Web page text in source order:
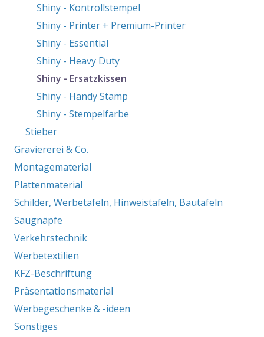
Shiny - Kontrollstempel
Shiny - Printer + Premium-Printer
Shiny - Essential
Shiny - Heavy Duty
Shiny - Ersatzkissen
Shiny - Handy Stamp
Shiny - Stempelfarbe
Stieber
Graviererei & Co.
Montagematerial
Plattenmaterial
Schilder, Werbetafeln, Hinweistafeln, Bautafeln
Saugnäpfe
Verkehrstechnik
Werbetextilien
KFZ-Beschriftung
Präsentationsmaterial
Werbegeschenke & -ideen
Sonstiges